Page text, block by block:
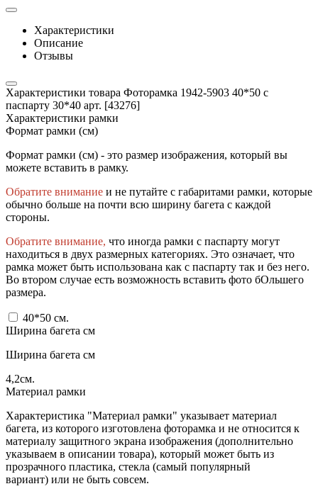
Характеристики
Описание
Отзывы
Характеристики товара Фоторамка 1942-5903 40*50 с
паспарту 30*40 арт. [43276]
Характеристики рамки
Формат рамки (см)
Формат рамки (см) - это размер изображения, который вы
можете вставить в рамку.
Обратите внимание и не путайте с габаритами рамки, которые
обычно больше на почти всю ширину багета с каждой
стороны.
Обратите внимание, что иногда рамки с паспарту могут
находиться в двух размерных категориях. Это означает, что
рамка может быть использована как с паспарту так и без него.
Во втором случае есть возможность вставить фото бОльшего
размера.
40*50 см.
Ширина багета см
Ширина багета см
4,2см.
Материал рамки
Характеристика "Материал рамки" указывает материал
багета, из которого изготовлена фоторамка и не относится к
материалу защитного экрана изображения (дополнительно
указываем в описании товара), который может быть из
прозрачного пластика, стекла (самый популярный
вариант) или не быть совсем.